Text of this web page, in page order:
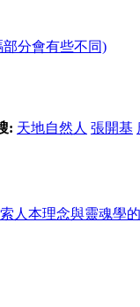
分會有些不同)
: 天地自然人 張開基
人本理念與靈魂學